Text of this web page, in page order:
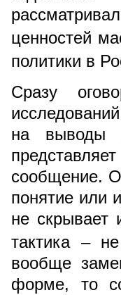
ценностей
политики в
Сразу
на выводы
сообщение.
понятие или
не скрывает
тактика –
вообще
форме, то